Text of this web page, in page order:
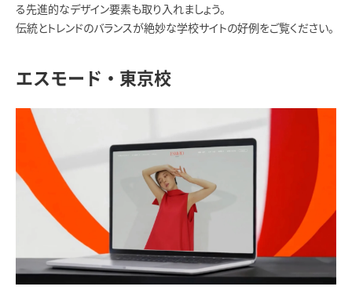
る先進的なデザイン要素も取り入れましょう。
伝統とトレンドのバランスが絶妙な学校サイトの好例をご覧ください。
エスモード・東京校